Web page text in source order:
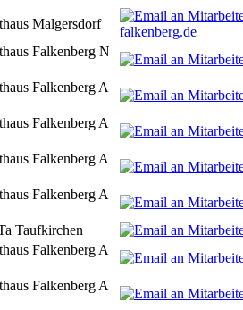
Malgersdorf
falkenberg.de
Falkenberg N
Falkenberg A
Falkenberg A
Falkenberg A
Falkenberg A
Taufkirchen
Falkenberg A
Falkenberg A